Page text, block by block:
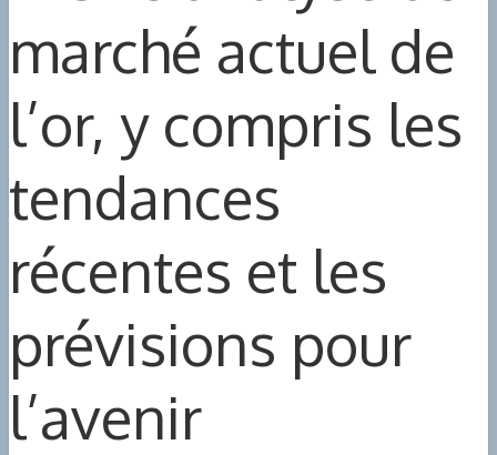
marché actuel de
l’or, y compris les
tendances
récentes et les
prévisions pour
l’avenir